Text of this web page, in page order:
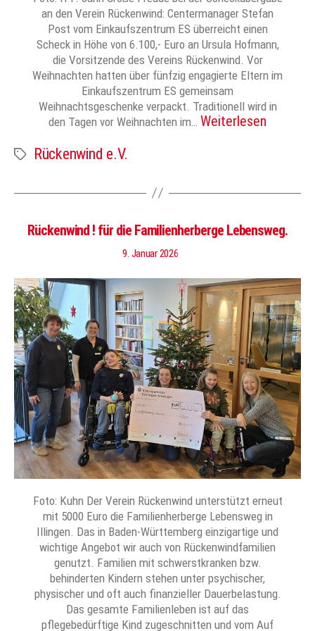
an den Verein Rückenwind: Centermanager Stefan
Post vom Einkaufszentrum ES überreicht einen
Scheck in Höhe von 6.100,- Euro an Ursula Hofmann,
die Vorsitzende des Vereins Rückenwind. Vor
Weihnachten hatten über fünfzig engagierte Eltern im
Einkaufszentrum ES gemeinsam
Weihnachtsgeschenke verpackt. Traditionell wird in
den Tagen vor Weihnachten im… Weiterlesen
Schlagwörter
Rückenwind e.V.
Rückenwind ! für die Familienherberge Lebensweg.
9. Januar 2026
Foto: Kuhn Der Verein Rückenwind unterstützt erneut
mit 5000 Euro die Familienherberge Lebensweg in
Illingen. Das in Baden-Württemberg einzigartige und
wichtige Angebot wir auch von Rückenwindfamilien
genutzt. Familien mit schwerstkranken bzw.
behinderten Kindern stehen unter psychischer,
physischer und oft auch finanzieller Dauerbelastung.
Das gesamte Familienleben ist auf das
pflegebedürftige Kind zugeschnitten und vom Auf